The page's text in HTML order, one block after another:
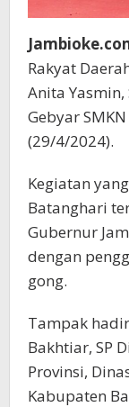
Rakyat
Anita
Gebyar
(29/4/2024).
Kegiatan
Batanghari
Gubernur
dengan
gong.
Tampak
Bakhtiar, SP
Provinsi,
Kabupaten